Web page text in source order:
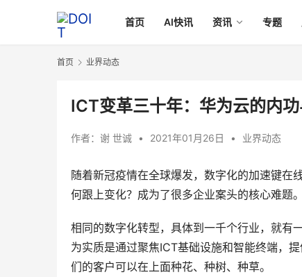
首页 AI快讯 资讯 专题
首页 业界动态
ICT变革三十年：华为云的内
作者： 谢 世诚 • 2021年01月26日 • 业界动态
随着新冠疫情在全球爆发，数字化的加速键在
何跟上变化？成为了很多企业案头的核心难题。
相同的数字化转型，具体到一千个行业，就有
为实质是通过聚焦ICT基础设施和智能终端，
们的客户可以在上面种花、种树、种草。